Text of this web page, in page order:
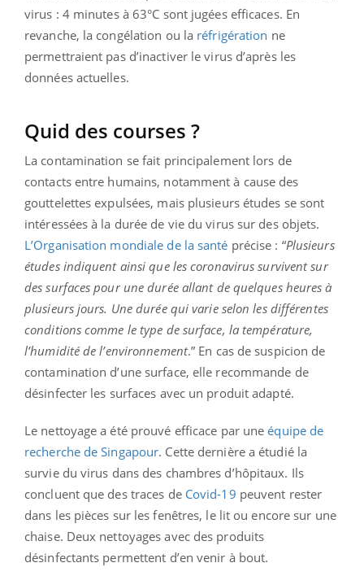
virus : 4 minutes à 63°C sont jugées efficaces. En
revanche, la congélation ou la réfrigération ne
permettraient pas d’inactiver le virus d’après les
données actuelles.
Quid des courses ?
La contamination se fait principalement lors de
contacts entre humains, notamment à cause des
gouttelettes expulsées, mais plusieurs études se sont
intéressées à la durée de vie du virus sur des objets.
L’Organisation mondiale de la santé précise : “Plusieurs
études indiquent ainsi que les coronavirus survivent sur
des surfaces pour une durée allant de quelques heures à
plusieurs jours. Une durée qui varie selon les différentes
conditions comme le type de surface, la température,
l’humidité de l’environnement.” En cas de suspicion de
contamination d’une surface, elle recommande de
désinfecter les surfaces avec un produit adapté.
Le nettoyage a été prouvé efficace par uneéquipe de
recherche de Singapour. Cette dernière a étudié la
survie du virus dans des chambres d’hôpitaux. Ils
concluent que des traces de Covid-19 peuvent rester
dans les pièces sur les fenêtres, le lit ou encore sur une
chaise. Deux nettoyages avec des produits
désinfectants permettent d’en venir à bout.